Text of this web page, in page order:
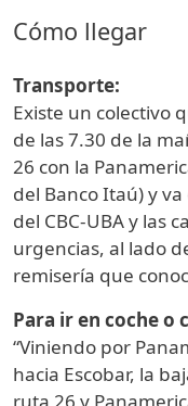
Cómo llegar
Transporte:
Existe un colectivo
de las 7.30 de la
26 con la
del Banco Itaú) y
del CBC-UBA y las
urgencias, al lado
remisería que
Para ir en coche o
“Viniendo por
hacia Escobar, la
ruta 26 y